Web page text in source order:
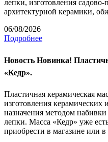
лепки, изготовления
архитектурной керамики,
06/08/2026
Подробнее
Новость Новинка!
«Кедр».
Пластичная керамическая
изготовления керамических
назначения методом
лепки. Масса «Кедр» уже
приобрести в магазине или в